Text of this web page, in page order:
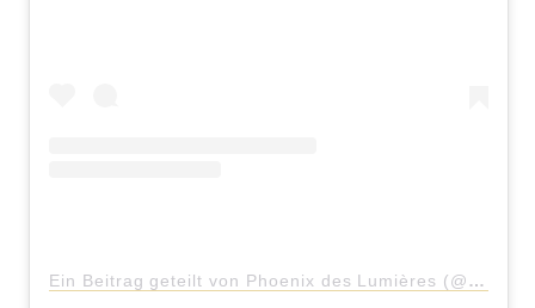
Ein Beitrag geteilt von Phoenix des Lumières (@phoenixdeslumieres)